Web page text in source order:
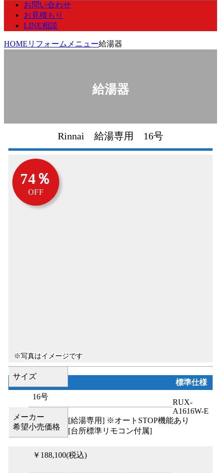
お問い合わせ
お見積もり
LINE相談
HOME リフォームメニュー給湯器
給湯器
Rinnai 給湯専用 16号
74％
OFF
サイズ
16号
メーカー
希望小売価格
￥188,100(税込)
標準仕様
RUX-
A1616W-E
[給湯専用] ※オートSTOP機能あり
[台所標準リモコン付属]